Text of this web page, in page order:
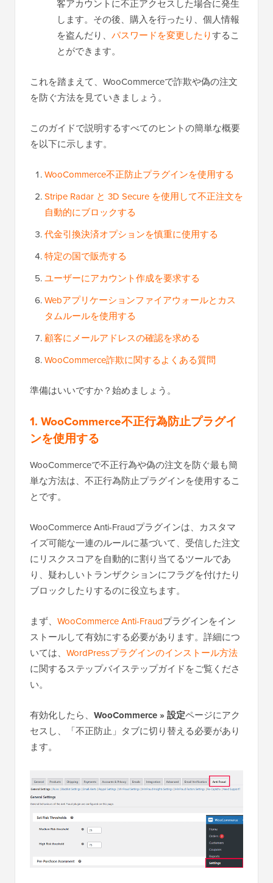
客アカウントに不正アクセスした場合に発生
します。その後、購入を行ったり、個人情報
を盗んだり、 パスワードを変更したりするこ
とができます。
これを踏まえて、WooCommerceで詐欺や偽の注文
を防ぐ方法を見ていきましょう。
このガイドで説明するすべてのヒントの簡単な概要
を以下に示します。
WooCommerce不正防止プラグインを使用する
Stripe Radar と 3D Secure を使用して不正注文を
自動的にブロックする
代金引換決済オプションを慎重に使用する
特定の国で販売する
ユーザーにアカウント作成を要求する
Webアプリケーションファイアウォールとカス
タムルールを使用する
顧客にメールアドレスの確認を求める
WooCommerce詐欺に関するよくある質問
準備はいいですか？始めましょう。
1. WooCommerce不正行為防止プラグイ
ンを使用する
WooCommerceで不正行為や偽の注文を防ぐ最も簡
単な方法は、不正行為防止プラグインを使用するこ
とです。
WooCommerce Anti-Fraudプラグインは、カスタマ
イズ可能な一連のルールに基づいて、受信した注文
にリスクスコアを自動的に割り当てるツールであ
り、疑わしいトランザクションにフラグを付けたり
ブロックしたりするのに役立ちます。
まず、 WooCommerce Anti-Fraudプラグインをイン
ストールして有効にする必要があります。詳細につ
いては、 WordPressプラグインのインストール方法
に関するステップバイステップガイドをご覧くださ
い。
有効化したら、 WooCommerce » 設定ページにアク
セスし、「不正防止」タブに切り替える必要があり
ます。